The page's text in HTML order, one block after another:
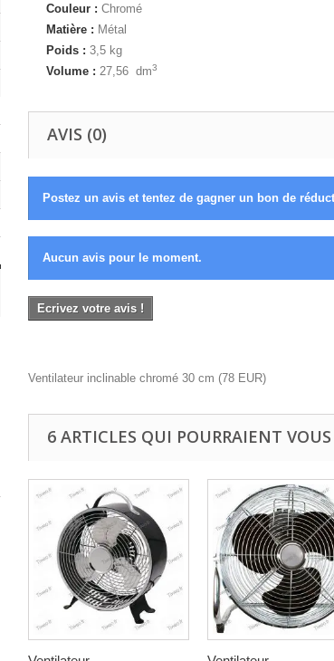
Couleur : Chromé
Matière : Métal
Poids : 3,5 kg
Volume : 27,56 dm3
AVIS (0)
Postez un avis et tentez de gagner un bon de
Aucun avis pour le moment.
Ecrivez votre avis !
Ventilateur inclinable chromé 30 cm (78 EUR)
6 ARTICLES QUI POURRAIENT VOUS